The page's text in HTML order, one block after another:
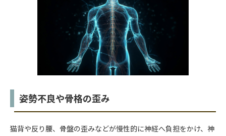
姿勢不良や骨格の歪み
猫背や反り腰、骨盤の歪みなどが慢性的に神経へ負担をかけ、神